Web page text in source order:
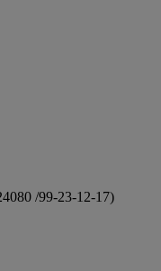
/99-23-12-17)